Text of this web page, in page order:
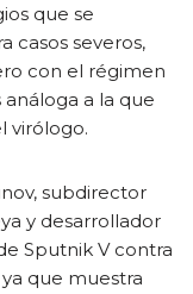
que se
casos severos,
con el régimen
a la que
virólogo.
subdirector
y desarrollador
Sputnik V contra
que muestra